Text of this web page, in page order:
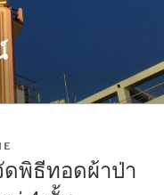
ดพิธีทอดผ้าป่า